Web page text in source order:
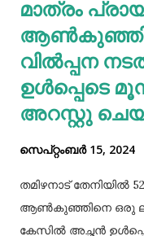
യൂറിക് ആസിഡ്
മാത്രം
വില്‍പ്പന
ഉള്‍പ്പെടെ
അറസ്റ്റു
സെപ്റ്റംബർ 15, 2024
തമിഴനാട് തേനിയില്‍
ആണ്‍കുഞ്ഞിനെ ഒരു
കേസില്‍ അച്ഛൻ